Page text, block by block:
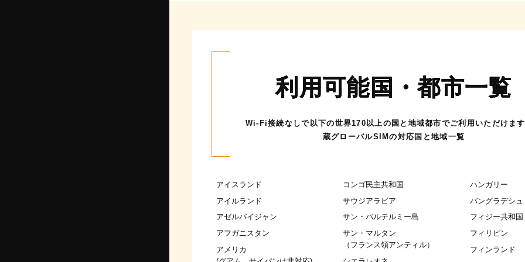
利用可能国・都市一覧
Wi-Fi接続なしで以下の世界170以上の国と地域都市でご利用いただけま
蔵グローバルSIMの対応国と地域一覧
アイスランド
アイルランド
アゼルバイジャン
アフガニスタン
アメリカ
コンゴ民主共和国
サウジアラビア
サン・バルテルミー島
サン・マルタン
（フランス領アンティル）
ハンガリー
バングラデシュ
フィジー共和国
フィリピン
フィンランド